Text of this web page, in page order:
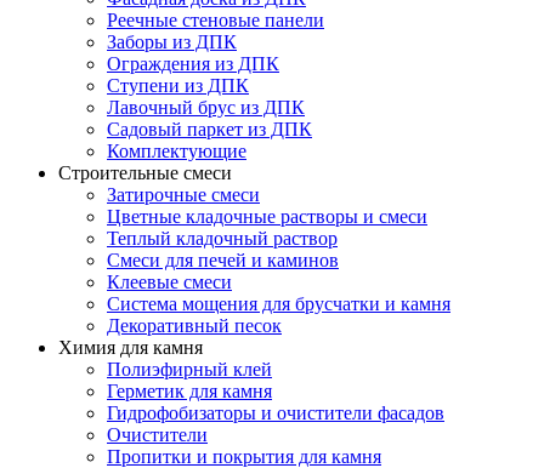
Реечные стеновые панели
Заборы из ДПК
Ограждения из ДПК
Ступени из ДПК
Лавочный брус из ДПК
Садовый паркет из ДПК
Комплектующие
Строительные смеси
Затирочные смеси
Цветные кладочные растворы и смеси
Теплый кладочный раствор
Смеси для печей и каминов
Клеевые смеси
Система мощения для брусчатки и камня
Декоративный песок
Химия для камня
Полиэфирный клей
Герметик для камня
Гидрофобизаторы и очистители фасадов
Очистители
Пропитки и покрытия для камня